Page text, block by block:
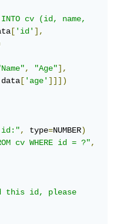
INTO cv (id, name,
['id'],
"Name", "Age"],
data ['age']]])
id:", type=NUMBER)
cv WHERE id = ?",
this id, please